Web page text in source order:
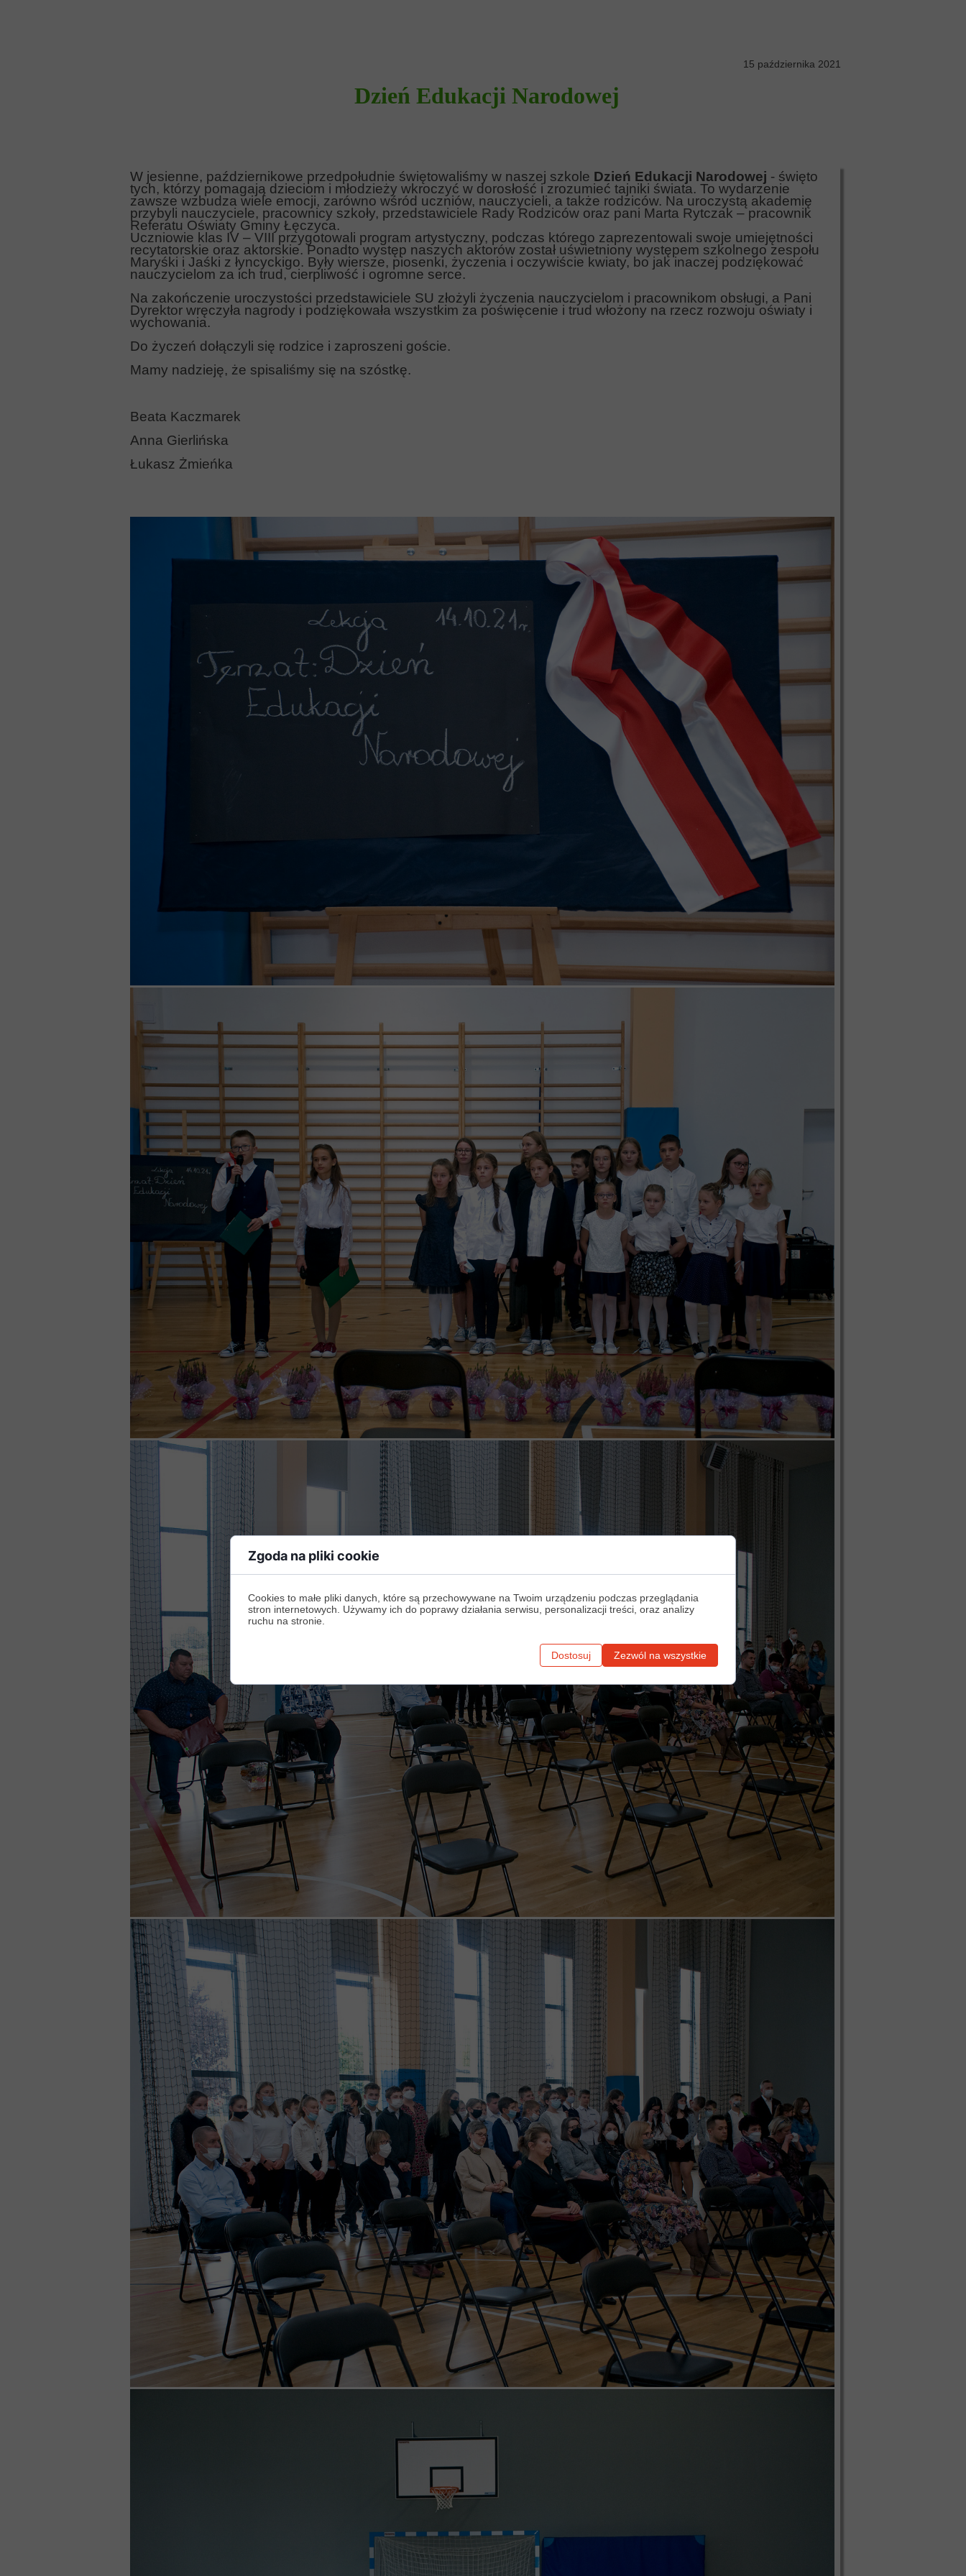
15 października 2021
W jesienne, październikowe przedpołudnie świętowaliśmy w naszej szkole Dzień Edukacji Narodowej - święto
tych, którzy pomagają dzieciom i młodzieży wkroczyć w dorosłość i zrozumieć tajniki świata. To wydarzenie
zawsze wzbudza wiele emocji, zarówno wśród uczniów, nauczycieli, a także rodziców. Na uroczystą akademię
przybyli nauczyciele, pracownicy szkoły, przedstawiciele Rady Rodziców oraz pani Marta Rytczak – pracownik
Referatu Oświaty Gminy Łęczyca.
Uczniowie klas IV – VIII przygotowali program artystyczny, podczas którego zaprezentowali swoje umiejętności
recytatorskie oraz aktorskie. Ponadto występ naszych aktorów został uświetniony występem szkolnego zespołu
Maryśki i Jaśki z łyncyckigo. Były wiersze, piosenki, życzenia i oczywiście kwiaty, bo jak inaczej podziękować
nauczycielom za ich trud, cierpliwość i ogromne serce.
Na zakończenie uroczystości przedstawiciele SU złożyli życzenia nauczycielom i pracownikom obsługi, a Pani
Dyrektor wręczyła nagrody i podziękowała wszystkim za poświęcenie i trud włożony na rzecz rozwoju oświaty i
wychowania.
Do życzeń dołączyli się rodzice i zaproszeni goście.
Mamy nadzieję, że spisaliśmy się na szóstkę.
Beata Kaczmarek
Anna Gierlińska
Łukasz Żmieńka
Dzień Edukacji Narodowej
Zgoda na pliki cookie
Cookies to małe pliki danych, które są przechowywane na Twoim urządzeniu podczas przeglądania
stron internetowych. Używamy ich do poprawy działania serwisu, personalizacji treści, oraz analizy
ruchu na stronie.
Dostosuj Zezwól na wszystkie